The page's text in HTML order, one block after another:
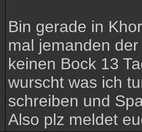
Bin gerade in
mal jemanden
keinen Bock 13
wurscht was ich
schreiben und
Also plz meldet